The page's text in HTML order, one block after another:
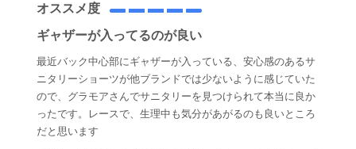
オススメ度
ギャザーが入ってるのが良い
最近バック中心部にギャザーが入っている、安心感のあるサ
ニタリーショーツが他ブランドでは少ないように感じていた
ので、グラモアさんでサニタリーを見つけられて本当に良か
ったです。レースで、生理中も気分があがるのも良いところ
だと思います